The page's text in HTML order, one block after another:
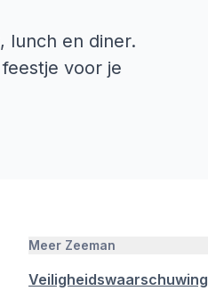
lunch en diner.
voor je
Meer Zeeman
Veiligheidswaarschuwing